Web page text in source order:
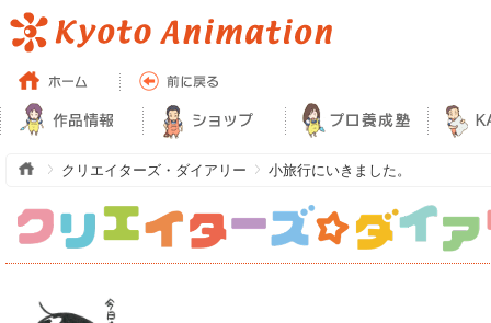
クリエイターズ・ダイアリー 小旅行にいきました。